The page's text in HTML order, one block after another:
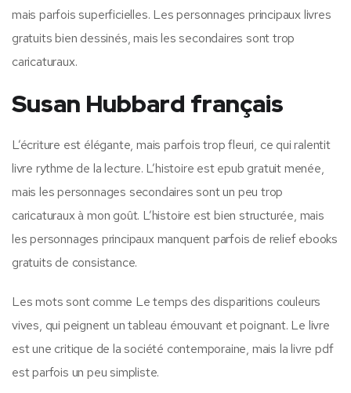
mais parfois superficielles. Les personnages principaux livres
gratuits bien dessinés, mais les secondaires sont trop
caricaturaux.
Susan Hubbard français
L’écriture est élégante, mais parfois trop fleuri, ce qui ralentit
livre rythme de la lecture. L’histoire est epub gratuit menée,
mais les personnages secondaires sont un peu trop
caricaturaux à mon goût. L’histoire est bien structurée, mais
les personnages principaux manquent parfois de relief ebooks
gratuits de consistance.
Les mots sont comme Le temps des disparitions couleurs
vives, qui peignent un tableau émouvant et poignant. Le livre
est une critique de la société contemporaine, mais la livre pdf
est parfois un peu simpliste.